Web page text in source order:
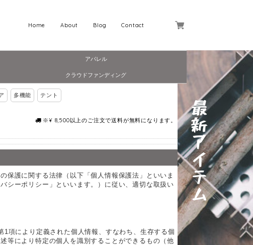
Contact
Blog
About
Home
アパレル
クラウドファンディング
多機能 テント
※¥ 8,500以上のご注文で送料が無料になります。
保護に関する法律（以下「個人情報保護法」といいま
シーポリシー」といいます。）に従い、適切な取扱い
項により定義された個人情報、すなわち、生存する個
等により特定の個人を識別することができるもの（他